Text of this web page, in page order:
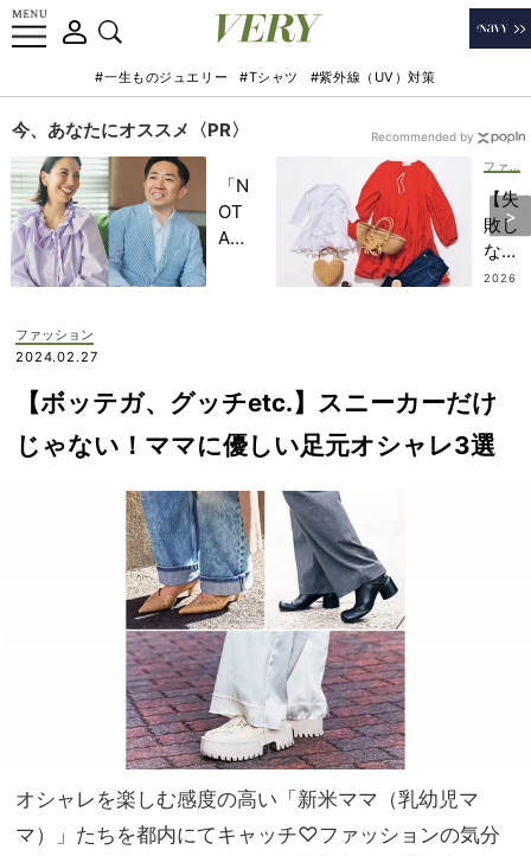
#一生ものジュエリー #Tシャツ #紫外線（UV）対策
今、あなたにオススメ〈PR〉
「N
OT
A
記憶
に一
生残
【極
上の
家族
旅】
を
【失
敗し
ない
アウ
のお
呼ば
れは
2026
Recommended by
ファッション
2024.02.27
【ボッテガ、グッチetc.】スニーカーだけ
じゃない！ママに優しい足元オシャレ3選
オシャレを楽しむ感度の高い「新米ママ（乳幼児マ
マ）」たちを都内にてキャッチ♡ファッションの気分